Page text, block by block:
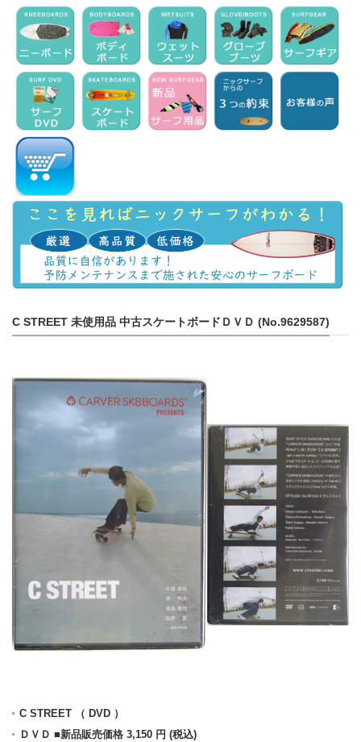
C STREET 未使用品 中古スケートボードＤＶＤ (No.9629587)
C STREET （ DVD ）
ＤＶＤ ■新品販売価格 3,150 円 (税込)